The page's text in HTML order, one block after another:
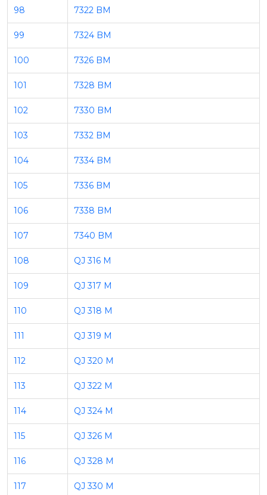
98 7322 BM
99 7324 BM
100 7326 BM
101 7328 BM
102 7330 BM
103 7332 BM
104 7334 BM
105 7336 BM
106 7338 BM
107 7340 BM
108 QJ 316 M
109 QJ 317 M
110 QJ 318 M
111 QJ 319 M
112 QJ 320 M
113 QJ 322 M
114 QJ 324 M
115 QJ 326 M
116 QJ 328 M
117 QJ 330 M